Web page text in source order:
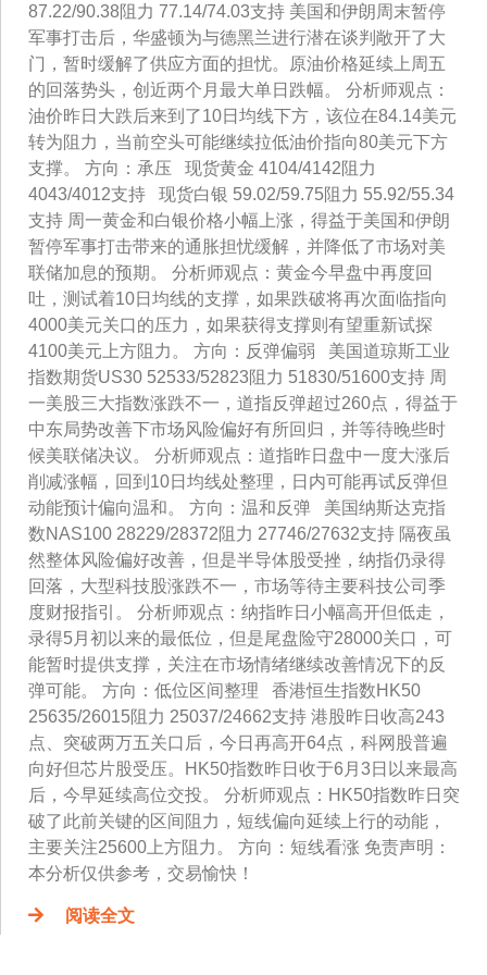
87.22/90.38阻力 77.14/74.03支持 美国和伊朗周末暂停
军事打击后，华盛顿为与德黑兰进行潜在谈判敞开了大
门，暂时缓解了供应方面的担忧。原油价格延续上周五
的回落势头，创近两个月最大单日跌幅。 分析师观点：
油价昨日大跌后来到了10日均线下方，该位在84.14美元
转为阻力，当前空头可能继续拉低油价指向80美元下方
支撑。 方向：承压 现货黄金 4104/4142阻力
4043/4012支持 现货白银 59.02/59.75阻力 55.92/55.34
支持 周一黄金和白银价格小幅上涨，得益于美国和伊朗
暂停军事打击带来的通胀担忧缓解，并降低了市场对美
联储加息的预期。 分析师观点：黄金今早盘中再度回
吐，测试着10日均线的支撑，如果跌破将再次面临指向
4000美元关口的压力，如果获得支撑则有望重新试探
4100美元上方阻力。 方向：反弹偏弱 美国道琼斯工业
指数期货US30 52533/52823阻力 51830/51600支持 周
一美股三大指数涨跌不一，道指反弹超过260点，得益于
中东局势改善下市场风险偏好有所回归，并等待晚些时
候美联储决议。 分析师观点：道指昨日盘中一度大涨后
削减涨幅，回到10日均线处整理，日内可能再试反弹但
动能预计偏向温和。 方向：温和反弹 美国纳斯达克指
数NAS100 28229/28372阻力 27746/27632支持 隔夜虽
然整体风险偏好改善，但是半导体股受挫，纳指仍录得
回落，大型科技股涨跌不一，市场等待主要科技公司季
度财报指引。 分析师观点：纳指昨日小幅高开但低走，
录得5月初以来的最低位，但是尾盘险守28000关口，可
能暂时提供支撑，关注在市场情绪继续改善情况下的反
弹可能。 方向：低位区间整理 香港恒生指数HK50
25635/26015阻力 25037/24662支持 港股昨日收高243
点、突破两万五关口后，今日再高开64点，科网股普遍
向好但芯片股受压。HK50指数昨日收于6月3日以来最高
后，今早延续高位交投。 分析师观点：HK50指数昨日突
破了此前关键的区间阻力，短线偏向延续上行的动能，
主要关注25600上方阻力。 方向：短线看涨 免责声明：
本分析仅供参考，交易愉快！
阅读全文